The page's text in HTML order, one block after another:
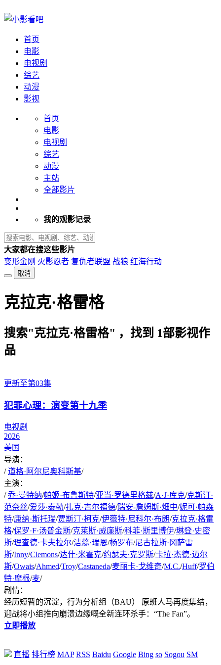
首页
电影
电视剧
综艺
动漫
影视
首页
电影
电视剧
综艺
动漫
主站
全部影片
我的观影记录
大家都在搜这些影片
变形金刚 火影忍者 复仇者联盟 战狼 红海行动
取消
克拉克·格雷格
搜索"克拉克·格雷格" ，找到 1部影视作
品
更新至第03集
犯罪心理：演变第十九季
电视剧
2026
美国
导演：
/ 道格·阿尔尼奥科斯基/
主演：
/ 乔·曼特纳/帕姬·布鲁斯特/亚当·罗德里格兹/A·J·库克/克斯汀·
范奈丝/爱莎·泰勒/扎克·吉尔福德/瑞安-詹姆斯·畑中/妮可·帕森
特/康纳·斯托瑞/贾斯汀·柯克/伊薇特·尼科尔·布朗/克拉克·格雷
格/保罗·F·汤普金斯/克莱斯·威廉斯/科菲·斯里博伊/琳登·史密
斯/理查德·卡夫拉尔/洁蕊·瑞恩/杨罗布/尼古拉斯·冈萨雷
斯/Inny/Clemons/达什·米霍克/约瑟夫·克罗斯/卡拉·杰德·迈尔
斯/Owais/Ahmed/Troy/Castaneda/麦丽卡·戈维奇/M.C./Huff/罗伯
特·摩根/麦/
剧情：
经历短暂的沉淀，行为分析组（BAU） 原班人马再度集结，
迎战将小组推向崩溃边缘嘅全新连环杀手：“The Fan”。
立即播放
直播 排行榜 MAP RSS Baidu Google Bing so Sogou SM